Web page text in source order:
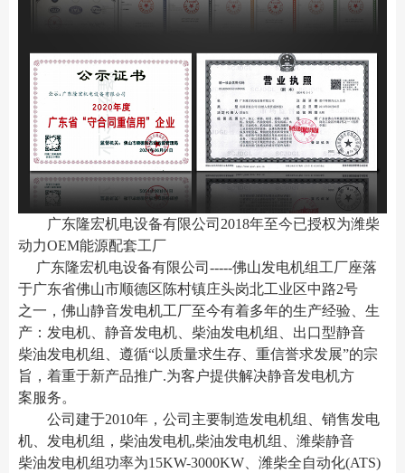
广东隆宏机电设备有限公司2018年至今已授权为潍柴
动力OEM能源配套工厂
广东隆宏机电设备有限公司-----佛山发电机组工厂座落
于广东省佛山市顺德区陈村镇庄头岗北工业区中路2号
之一 ，佛山静音发电机工厂至今有着多年的生产经验、生
产：发电机、静音发电机、柴油发电机组、出口型静音
柴油发电机组、遵循“以质量求生存、重信誉求发展”的宗
旨，着重于新产品推广.为客户提供解决静音发电机方
案服务。
公司建于2010年，公司主要制造发电机组、销售发电
机、发电机组，柴油发电机,柴油发电机组、潍柴静音
柴油发电机组功率为15KW-3000KW、潍柴全自动化(ATS)